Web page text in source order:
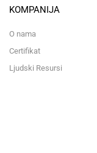
KOMPANIJA
O nama
Certifikat
Ljudski Resursi